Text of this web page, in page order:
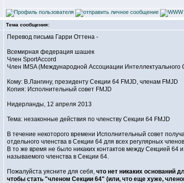
Тема сообщения:
Перевод письма Гарри Оттена -
Всемирная федерация шашек
Член SportAccord
Член IMSA (Международной Ассоциации Интеллектуального
Кому: В.Лангину, президенту Секции 64 FMJD, членам FMJD
Копия: Исполнительный совет FMJD
Нидерланды, 12 апреля 2013
Тема: незаконные действия по членству Секции 64 FMJD
В течение некоторого времени Исполнительный совет
отдельного членства в Секции 64 для всех регулярных
В то же время не было никаких контактов между Секцией
называемого членства в Секции 64.
Пожалуйста уясните для себя, что нет никаких оснований
чтобы стать "членом Секции 64" (или, что еще хуже,